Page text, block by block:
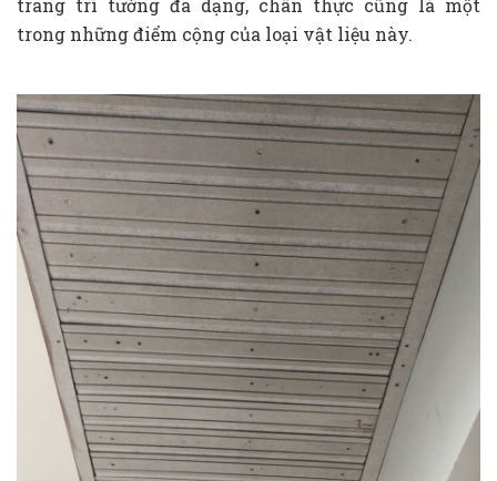
trang trí tường đa dạng, chân thực cũng là một
trong những điểm cộng của loại vật liệu này.